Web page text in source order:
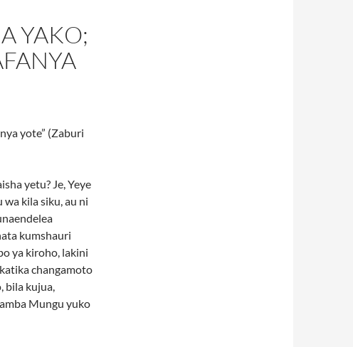
YAKO;
yote” (Zaburi
yetu? Je, Yeye
wa kila siku, au ni
kumshauri
ya kiroho, lakini
changamoto
bila kujua,
Mungu yuko